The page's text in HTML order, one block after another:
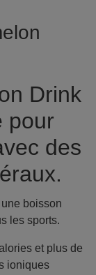
Drink
pour
des
boisson
les sports.
et plus de
ioniques